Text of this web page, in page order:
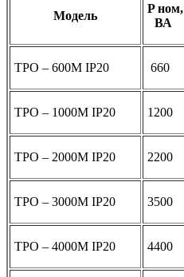
Модель
P ном,
ВА
ТРО – 600М IP20 660
ТРО – 1000М IP20 1200
ТРО – 2000М IP20 2200
ТРО – 3000М IP20 3500
ТРО – 4000М IP20 4400